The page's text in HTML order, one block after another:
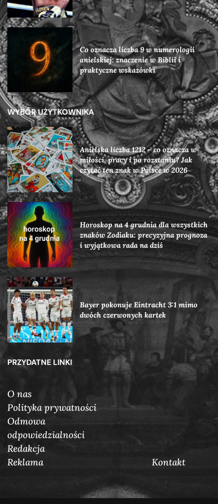
Co oznacza liczba 9 w numerologii
anielskiej: znaczenie w Biblii i
praktyczne wskazówki
WYBÓR UŻYTKOWNIKA
Anielska liczba 1212 – co oznacza w
miłości, pracy i po rozstaniu? Jak
czytać ten znak w Polsce w 2026
Horoskop na 4 grudnia dla wszystkich
znaków Zodiaku: precyzyjna prognoza
i wyjątkowa rada na dziś
Bayer pokonuje Eintracht 3:1 mimo
dwóch czerwonych kartek
PRZYDATNE LINKI
O nas
Polityka prywatności
Odmowa
odpowiedzialności
Redakcja
Reklama
Кontakt